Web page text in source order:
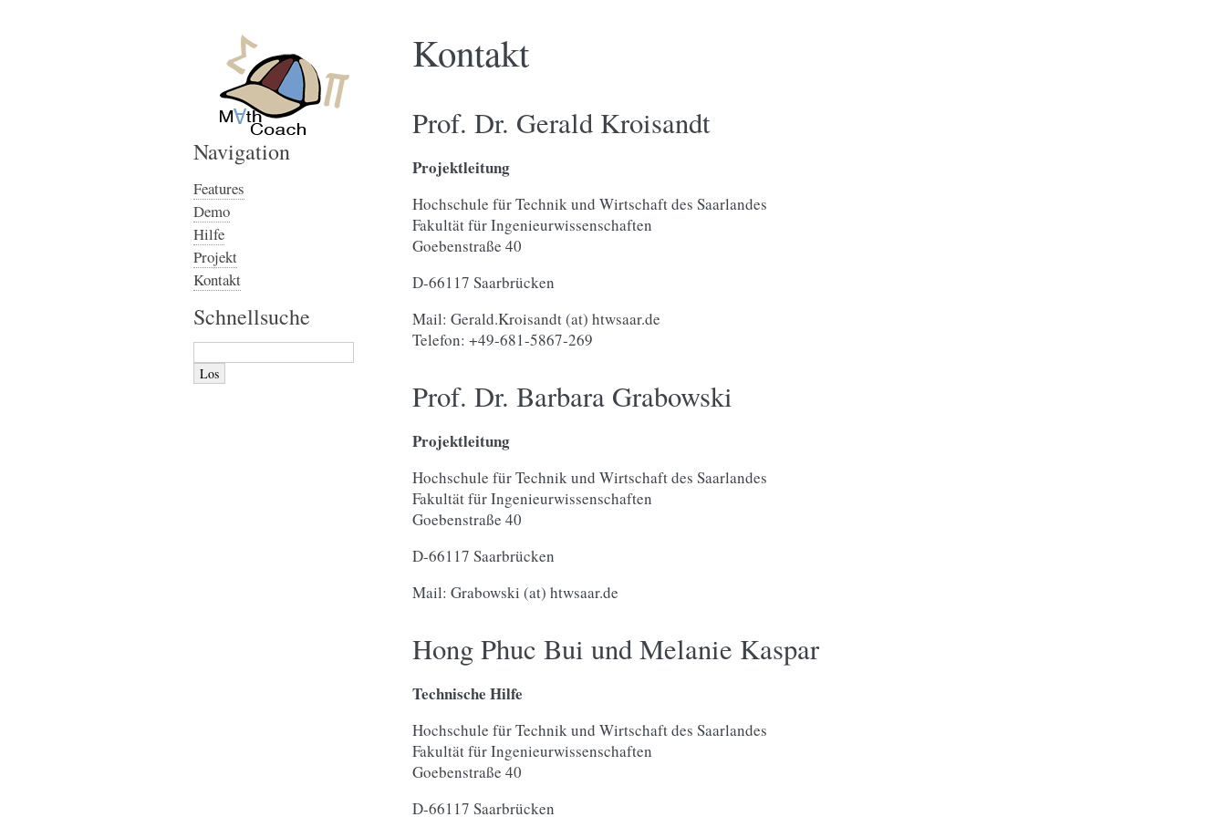
Navigation
Features
Demo
Hilfe
Projekt
Kontakt
Schnellsuche
Kontakt
Prof. Dr. Gerald Kroisandt
Projektleitung
Hochschule für Technik und Wirtschaft des Saarlandes
Fakultät für Ingenieurwissenschaften
Goebenstraße 40
D-66117 Saarbrücken
Mail: Gerald.Kroisandt (at) htwsaar.de
Telefon: +49-681-5867-269
Prof. Dr. Barbara Grabowski
Projektleitung
Hochschule für Technik und Wirtschaft des Saarlandes
Fakultät für Ingenieurwissenschaften
Goebenstraße 40
D-66117 Saarbrücken
Mail: Grabowski (at) htwsaar.de
Hong Phuc Bui und Melanie Kaspar
Technische Hilfe
Hochschule für Technik und Wirtschaft des Saarlandes
Fakultät für Ingenieurwissenschaften
Goebenstraße 40
D-66117 Saarbrücken